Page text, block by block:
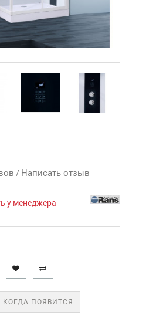
/ Написать отзыв
у менеджера
ПОЯВИТСЯ